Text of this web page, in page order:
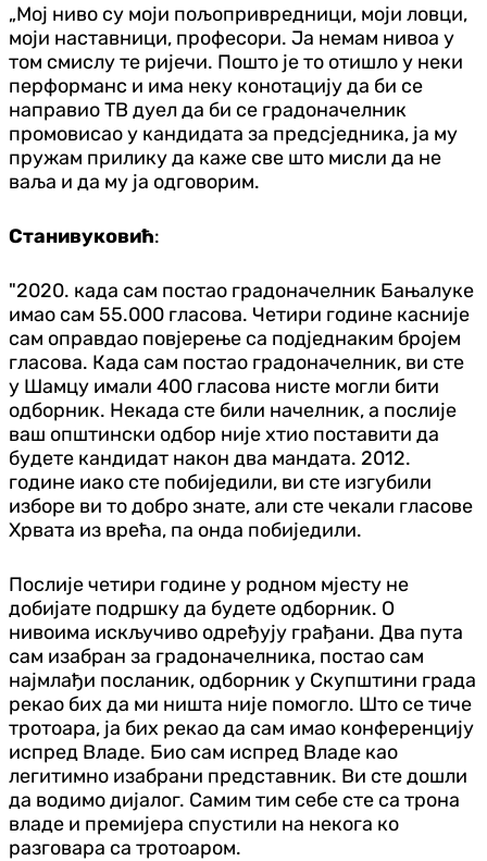
„Мој ниво су моји пољопривредници, моји ловци,
моји наставници, професори. Ја немам нивоа у
том смислу те ријечи. Пошто је то отишло у неки
перформанс и има неку конотацију да би се
направио ТВ дуел да би се градоначелник
промовисао у кандидата за предсједника, ја му
пружам прилику да каже све што мисли да не
ваља и да му ја одговорим.
Станивуковић:
"2020. када сам постао градоначелник Бањалуке
имао сам 55.000 гласова. Четири године касније
сам оправдао повјерење са подједнаким бројем
гласова. Када сам постао градоначелник, ви сте
у Шамцу имали 400 гласова нисте могли бити
одборник. Некада сте били начелник, а послије
ваш општински одбор није хтио поставити да
будете кандидат након два мандата. 2012.
године иако сте побиједили, ви сте изгубили
изборе ви то добро знате, али сте чекали гласове
Хрвата из врећа, па онда побиједили.
Послије четири године у родном мјесту не
добијате подршку да будете одборник. О
нивоима искључиво одређују грађани. Два пута
сам изабран за градоначелника, постао сам
најмлађи посланик, одборник у Скупштини града
рекао бих да ми ништа није помогло. Што се тиче
тротоара, ја бих рекао да сам имао конференцију
испред Владе. Био сам испред Владе као
легитимно изабрани представник. Ви сте дошли
да водимо дијалог. Самим тим себе сте са трона
владе и премијера спустили на некога ко
разговара са тротоаром.